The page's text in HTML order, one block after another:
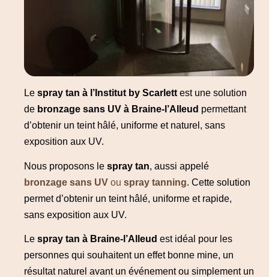
Le spray tan à l’Institut by Scarlett est une solution
de bronzage sans UV à Braine-l’Alleud permettant
d’obtenir un teint hâlé, uniforme et naturel, sans
exposition aux UV.
Nous proposons le spray tan, aussi appelé
bronzage sans UV ou spray tanning. Cette solution
permet d’obtenir un teint hâlé, uniforme et rapide,
sans exposition aux UV.
Le spray tan à Braine-l’Alleud est idéal pour les
personnes qui souhaitent un effet bonne mine, un
résultat naturel avant un événement ou simplement un